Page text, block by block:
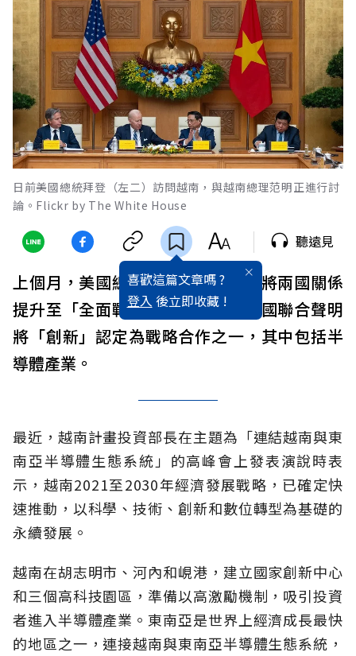
日前美國總統拜登（左二）訪問越南，與越南總理范明正進行討
論。Flickr by The White House
喜歡這篇文章嗎 ?
登入 後立即收藏 !
聽遠見
上個月，美國總統拜登訪問越南，將兩國關係
提升至「全面戰略伙伴」層面，兩國聯合聲明
將「創新」認定為戰略合作之一，其中包括半
導體產業。
最近，越南計畫投資部長在主題為「連結越南與東
南亞半導體生態系統」的高峰會上發表演說時表
示，越南2021至2030年經濟發展戰略，已確定快
速推動，以科學、技術、創新和數位轉型為基礎的
永續發展。
越南在胡志明市、河內和峴港，建立國家創新中心
和三個高科技園區，準備以高激勵機制，吸引投資
者進入半導體產業。東南亞是世界上經濟成長最快
的地區之一，連接越南與東南亞半導體生態系統，